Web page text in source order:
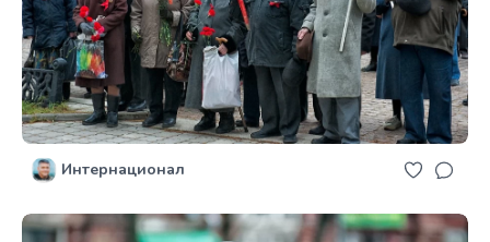
Интернационал